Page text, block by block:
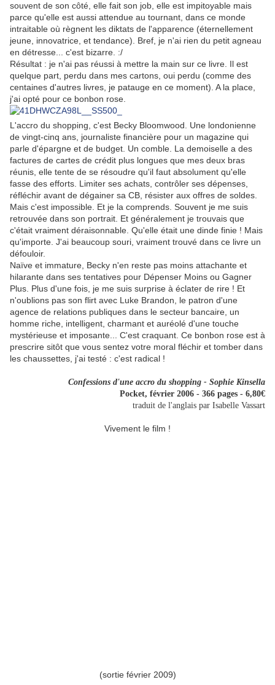
souvent de son côté, elle fait son job, elle est impitoyable mais
parce qu'elle est aussi attendue au tournant, dans ce monde
intraitable où règnent les diktats de l'apparence (éternellement
jeune, innovatrice, et tendance). Bref, je n'ai rien du petit agneau
en détresse... c'est bizarre. :/
Résultat : je n'ai pas réussi à mettre la main sur ce livre. Il est
quelque part, perdu dans mes cartons, oui perdu (comme des
centaines d'autres livres, je patauge en ce moment). A la place,
j'ai opté pour ce bonbon rose.
L'accro du shopping, c'est Becky Bloomwood. Une londonienne
de vingt-cinq ans, journaliste financière pour un magazine qui
parle d'épargne et de budget. Un comble. La demoiselle a des
factures de cartes de crédit plus longues que mes deux bras
réunis, elle tente de se résoudre qu'il faut absolument qu'elle
fasse des efforts. Limiter ses achats, contrôler ses dépenses,
réfléchir avant de dégainer sa CB, résister aux offres de soldes.
Mais c'est impossible. Et je la comprends. Souvent je me suis
retrouvée dans son portrait. Et généralement je trouvais que
c'était vraiment déraisonnable. Qu'elle était une dinde finie ! Mais
qu'importe. J'ai beaucoup souri, vraiment trouvé dans ce livre un
défouloir.
Naïve et immature, Becky n'en reste pas moins attachante et
hilarante dans ses tentatives pour Dépenser Moins ou Gagner
Plus. Plus d'une fois, je me suis surprise à éclater de rire ! Et
n'oublions pas son flirt avec Luke Brandon, le patron d'une
agence de relations publiques dans le secteur bancaire, un
homme riche, intelligent, charmant et auréolé d'une touche
mystérieuse et imposante... C'est craquant. Ce bonbon rose est à
prescrire sitôt que vous sentez votre moral fléchir et tomber dans
les chaussettes, j'ai testé : c'est radical !
Confessions d'une accro du shopping - Sophie Kinsella
Pocket, février 2006 - 366 pages - 6,80€
traduit de l'anglais par Isabelle Vassart
Vivement le film !
(sortie février 2009)